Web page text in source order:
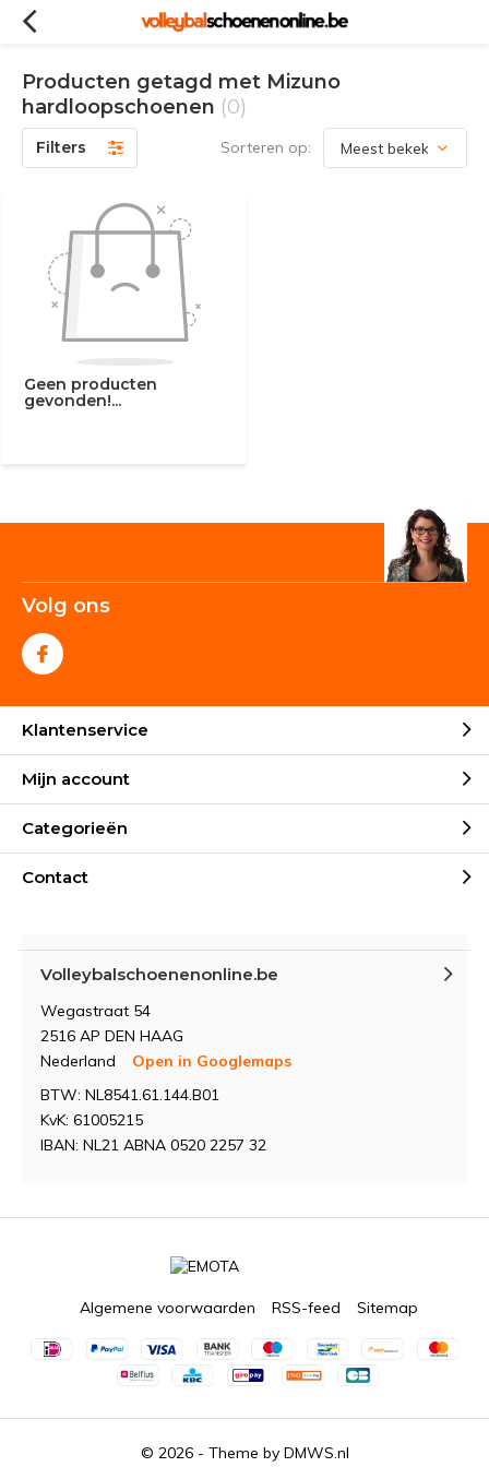
Producten getagd met Mizuno
hardloopschoenen (0)
Filters Sorteren op:
Geen producten
gevonden!...
Volg ons
Klantenservice
Mijn account
Categorieën
Contact
Volleybalschoenenonline.be
Wegastraat 54
2516 AP DEN HAAG
Nederland
Open in Googlemaps
BTW: NL8541.61.144.B01
KvK: 61005215
IBAN: NL21 ABNA 0520 2257 32
© 2026 - Theme by DMWS.nl
Algemene voorwaarden RSS-feed Sitemap